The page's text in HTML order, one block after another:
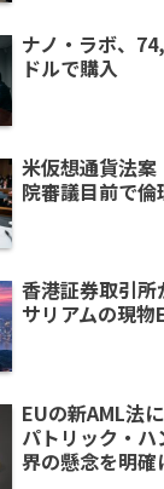
ナノ・ラボ、
ドルで購入
米仮想通貨法案
院審議目前で
香港証券取引所
サリアムの現物
EUの新AML法
パトリック・
界の懸念を明確